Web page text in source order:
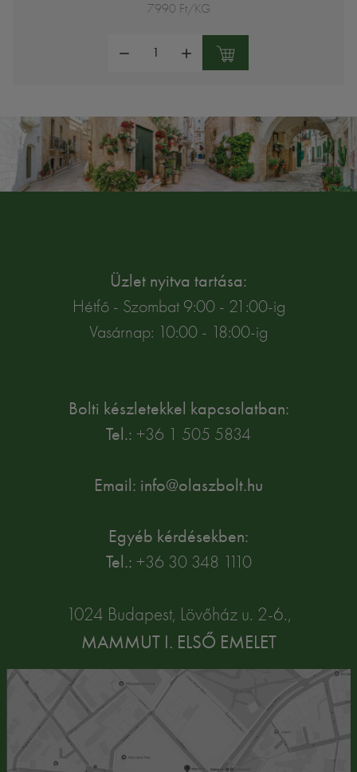
7990 Ft/KG
Üzlet nyitva tartása:
Hétfő - Szombat 9:00 - 21:00-ig
Vasárnap: 10:00 - 18:00-ig
Bolti készletekkel kapcsolatban:
Tel.: +36 1 505 5834
Email: info@olaszbolt.hu
Egyéb kérdésekben:
Tel.: +36 30 348 1110
1024 Budapest, Lövőház u. 2-6.,
MAMMUT I. ELSŐ EMELET